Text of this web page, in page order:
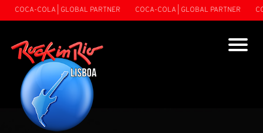
COCA-COLA | GLOBAL PARTNER COCA-COLA | GLOBAL PARTNER